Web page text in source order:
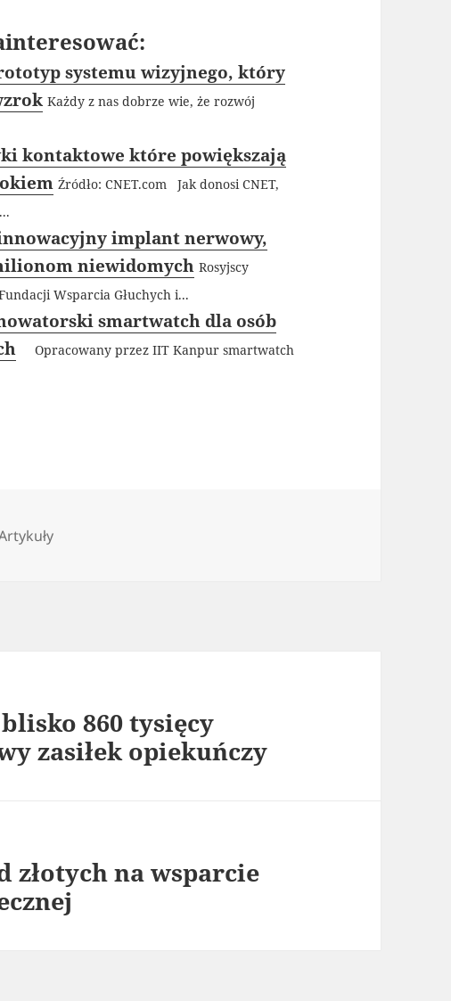
systemu wizyjnego, który
Każdy z nas dobrze wie, że rozwój
kontaktowe które powiększają
Źródło: CNET.com Jak donosi CNET,
implant nerwowy,
niewidomych Rosyjscy
Wsparcia Głuchych i...
smartwatch dla osób
Opracowany przez IIT Kanpur smartwatch
blisko 860 tysięcy
zasiłek opiekuńczy
złotych na wsparcie